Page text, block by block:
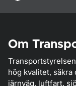
Om
hög kvalitet,
järnväg, luftfart,